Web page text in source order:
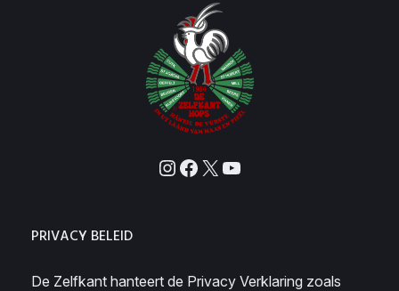
InstagramFacebook X YouTube
PRIVACY BELEID
De Zelfkant hanteert de Privacy Verklaring zoals